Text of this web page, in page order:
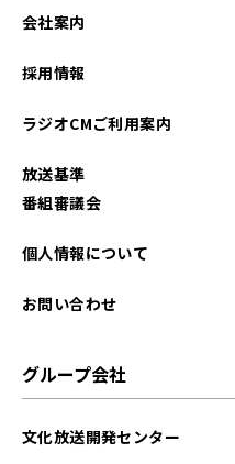
2025年07月
2025年04月
会社案内
採用情報
ラジオCMご利用案内
放送基準
番組審議会
個人情報について
お問い合わせ
グループ会社
文化放送開発センター